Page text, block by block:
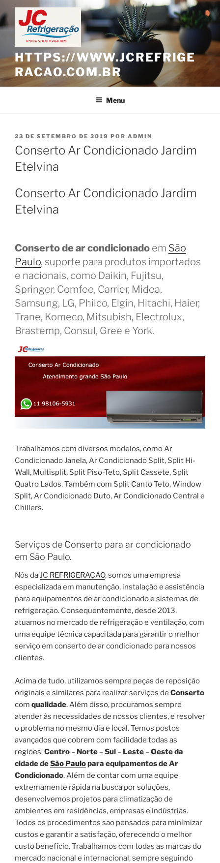
Pular
para
o
conteúdo
HTTPS://WWW.JCREFRIGE
RACAO.COM.BR
Menu
PUBLICADO
EM
23 DE SETEMBRO DE 2019 POR ADMIN
Conserto Ar Condicionado Jardim
Etelvina
Conserto Ar Condicionado Jardim
Etelvina
Conserto de ar condicionado em São
Paulo, suporte para produtos importados
e nacionais, como Daikin, Fujitsu,
Springer, Comfee, Carrier, Midea,
Samsung, LG, Philco, Elgin, Hitachi, Haier,
Trane, Komeco, Mitsubish, Electrolux,
Brastemp, Consul, Gree e York.
Trabalhamos com diversos modelos, como Ar
Condicionado Janela, Ar Condicionado Split, Split Hi-
Wall, Multisplit, Split Piso-Teto, Split Cassete, Split
Quatro Lados. Também com Split Canto Teto, Window
Split, Ar Condicionado Duto, Ar Condicionado Central e
Chillers.
Serviços de Conserto para ar condicionado
em São Paulo.
Nós daJC REFRIGERAÇÃO, somos uma empresa
especializada em manutenção, instalação e assistência
para equipamentos de ar condicionado e sistemas de
refrigeração. Consequentemente, desde 2013,
atuamos no mercado de refrigeração e ventilação, com
uma equipe técnica capacitada para garantir o melhor
serviço em conserto de ar condicionado para nossos
clientes.
Acima de tudo, utilizamos sempre peças de reposição
originais e similares para realizar serviços de Conserto
com qualidade. Além disso, procuramos sempre
atender às necessidades de nossos clientes, e resolver
o problema no mesmo dia e local. Temos postos
avançados que cobrem com facilidade todas as
regiões:Centro – Norte –Sul – Leste –Oeste da
cidade deSão Paulopara equipamentos de Ar
Condicionado. Além de contar com uma equipe
extremamente rápida na busca por soluções,
desenvolvemos projetos para climatização de
ambientes em residências, empresas e indústrias.
Todos os procedimentos são pensados para minimizar
custos e garantir a satisfação, oferecendo o melhor
custo benefício. Trabalhamos com todas as marcas do
mercado nacional e internacional, sempre seguindo